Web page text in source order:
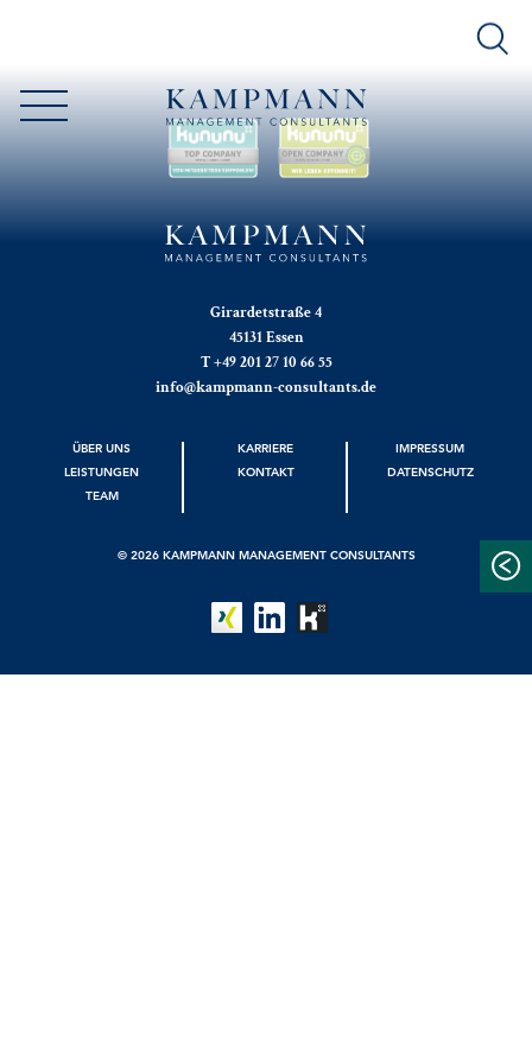
Girardetstraße 4
45131 Essen
T +49 201 27 10 66 55
info@kampmann-consultants.de
ÜBER UNS
LEISTUNGEN
TEAM
KARRIERE
KONTAKT
IMPRESSUM
DATENSCHUTZ
© 2026 KAMPMANN MANAGEMENT CONSULTANTS